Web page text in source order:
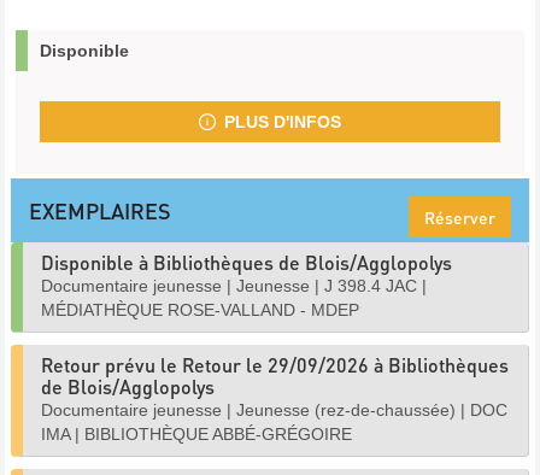
Disponible
PLUS D'INFOS
EXEMPLAIRES Réserver
Disponible à Bibliothèques de Blois/Agglopolys
Documentaire jeunesse | Jeunesse | J 398.4 JAC |
MÉDIATHÈQUE ROSE-VALLAND - MDEP
Retour prévu le Retour le 29/09/2026 à Bibliothèques
de Blois/Agglopolys
Documentaire jeunesse | Jeunesse (rez-de-chaussée) | DOC
IMA| BIBLIOTHÈQUE ABBÉ-GRÉGOIRE